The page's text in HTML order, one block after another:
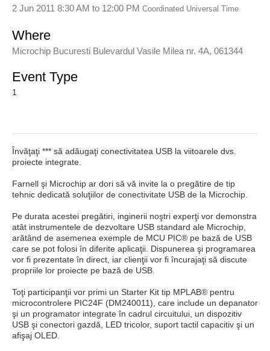
2 Jun 2011 8:30 AM to 12:00 PM Coordinated Universal Time
Where
Microchip Bucuresti Bulevardul Vasile Milea nr. 4A, 061344
Event Type
1
Învăţaţi *** să adăugaţi conectivitatea USB la viitoarele dvs.
proiecte integrate.
Farnell şi Microchip ar dori să vă invite la o pregătire de tip
tehnic dedicată soluţiilor de conectivitate USB de la Microchip.
Pe durata acestei pregătiri, inginerii noştri experţi vor demonstra
atât instrumentele de dezvoltare USB standard ale Microchip,
arătând de asemenea exemple de MCU PIC® pe bază de USB
care se pot folosi în diferite aplicaţii. Dispunerea şi programarea
vor fi prezentate în direct, iar clienţii vor fi încurajaţi să discute
propriile lor proiecte pe bază de USB.
Toţi participanţii vor primi un Starter Kit tip MPLAB® pentru
microcontrolere PIC24F (DM240011), care include un depanator
şi un programator integrate în cadrul circuitului, un dispozitiv
USB şi conectori gazdă, LED tricolor, suport tactil capacitiv şi un
afişaj OLED.